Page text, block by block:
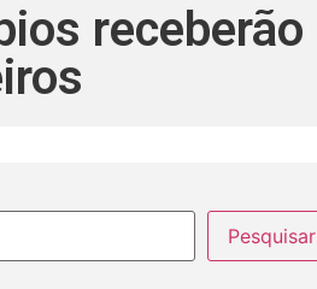
receberão
Pesquisar